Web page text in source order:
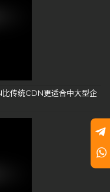
传统CDN更适合中大型企